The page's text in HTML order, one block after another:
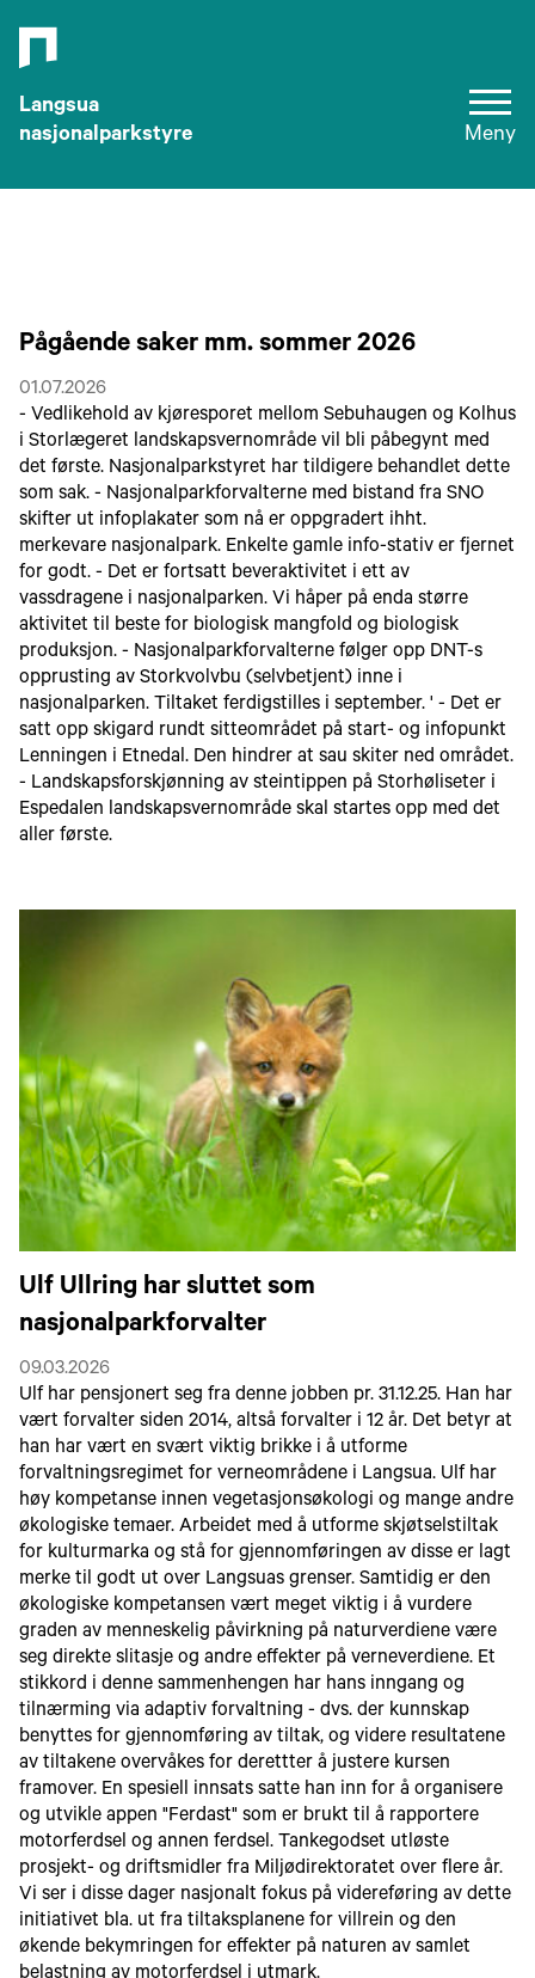
Langsua
nasjonalparkstyre
Meny
Pågående saker mm. sommer 2026
01.07.2026
- Vedlikehold av kjøresporet mellom Sebuhaugen og Kolhus
i Storlægeret landskapsvernområde vil bli påbegynt med
det første. Nasjonalparkstyret har tildigere behandlet dette
som sak. - Nasjonalparkforvalterne med bistand fra SNO
skifter ut infoplakater som nå er oppgradert ihht.
merkevare nasjonalpark. Enkelte gamle info-stativ er fjernet
for godt. - Det er fortsatt beveraktivitet i ett av
vassdragene i nasjonalparken. Vi håper på enda større
aktivitet til beste for biologisk mangfold og biologisk
produksjon. - Nasjonalparkforvalterne følger opp DNT-s
opprusting av Storkvolvbu (selvbetjent) inne i
nasjonalparken. Tiltaket ferdigstilles i september. ' - Det er
satt opp skigard rundt sitteområdet på start- og infopunkt
Lenningen i Etnedal. Den hindrer at sau skiter ned området.
- Landskapsforskjønning av steintippen på Storhøliseter i
Espedalen landskapsvernområde skal startes opp med det
aller første.
Ulf Ullring har sluttet som
nasjonalparkforvalter
09.03.2026
Ulf har pensjonert seg fra denne jobben pr. 31.12.25. Han har
vært forvalter siden 2014, altså forvalter i 12 år. Det betyr at
han har vært en svært viktig brikke i å utforme
forvaltningsregimet for verneområdene i Langsua. Ulf har
høy kompetanse innen vegetasjonsøkologi og mange andre
økologiske temaer. Arbeidet med å utforme skjøtselstiltak
for kulturmarka og stå for gjennomføringen av disse er lagt
merke til godt ut over Langsuas grenser. Samtidig er den
økologiske kompetansen vært meget viktig i å vurdere
graden av menneskelig påvirkning på naturverdiene være
seg direkte slitasje og andre effekter på verneverdiene. Et
stikkord i denne sammenhengen har hans inngang og
tilnærming via adaptiv forvaltning - dvs. der kunnskap
benyttes for gjennomføring av tiltak, og videre resultatene
av tiltakene overvåkes for derettter å justere kursen
framover. En spesiell innsats satte han inn for å organisere
og utvikle appen "Ferdast" som er brukt til å rapportere
motorferdsel og annen ferdsel. Tankegodset utløste
prosjekt- og driftsmidler fra Miljødirektoratet over flere år.
Vi ser i disse dager nasjonalt fokus på videreføring av dette
initiativet bla. ut fra tiltaksplanene for villrein og den
økende bekymringen for effekter på naturen av samlet